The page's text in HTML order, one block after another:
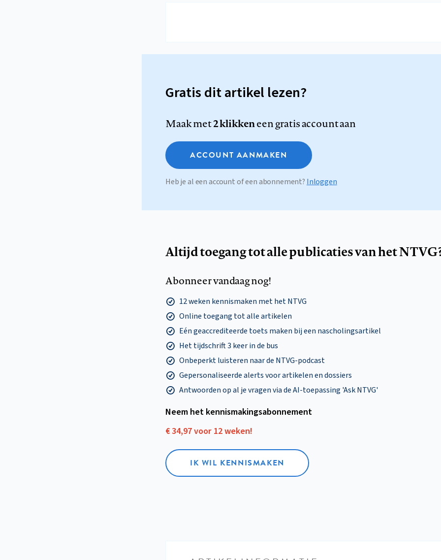
Gratis dit artikel lezen?
Maak met2 klikkeneen gratis account aan
ACCOUNT AANMAKEN
Heb je al een account of een abonnement? Inloggen
Altijd toegang tot alle publicaties van het
Abonneer vandaag nog!
12 weken kennismaken met het NTVG
Online toegang tot alle artikelen
Eén geaccrediteerde toets maken bij een nascholingsartikel
Het tijdschrift 3 keer in de bus
Onbeperkt luisteren naar de NTVG-podcast
Gepersonaliseerde alerts voor artikelen en dossiers
Antwoorden op al je vragen via de AI-toepassing 'Ask NTVG'
Neem het kennismakings­abonnement
€ 34,97 voor 12 weken!
IK WIL KENNISMAKEN